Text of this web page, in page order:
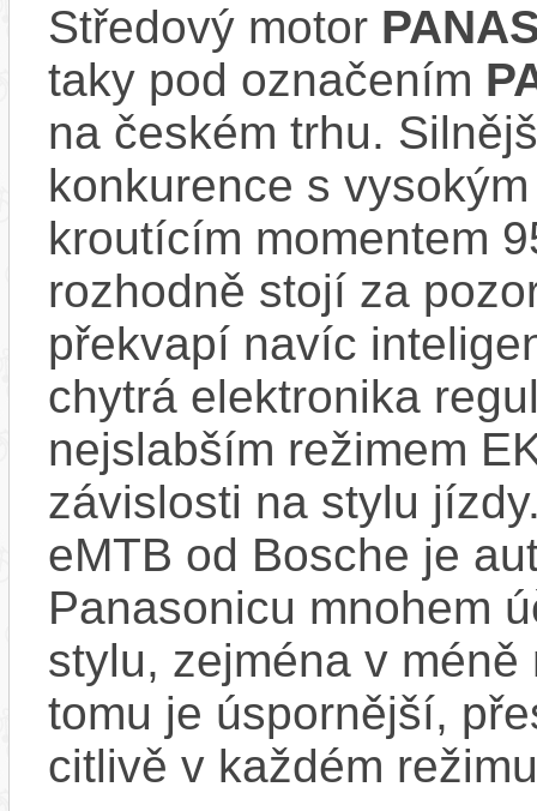
Středový motor
taky pod označením
na českém trhu.
konkurence s
kroutícím momentem
rozhodně stojí za
překvapí navíc
chytrá elektronika
nejslabším režimem
závislosti na stylu
eMTB od Bosche je
Panasonicu mnohem
stylu, zejména v
tomu je úspornější,
citlivě v každém